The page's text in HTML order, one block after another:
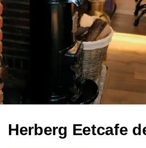
Herberg Eetcafe